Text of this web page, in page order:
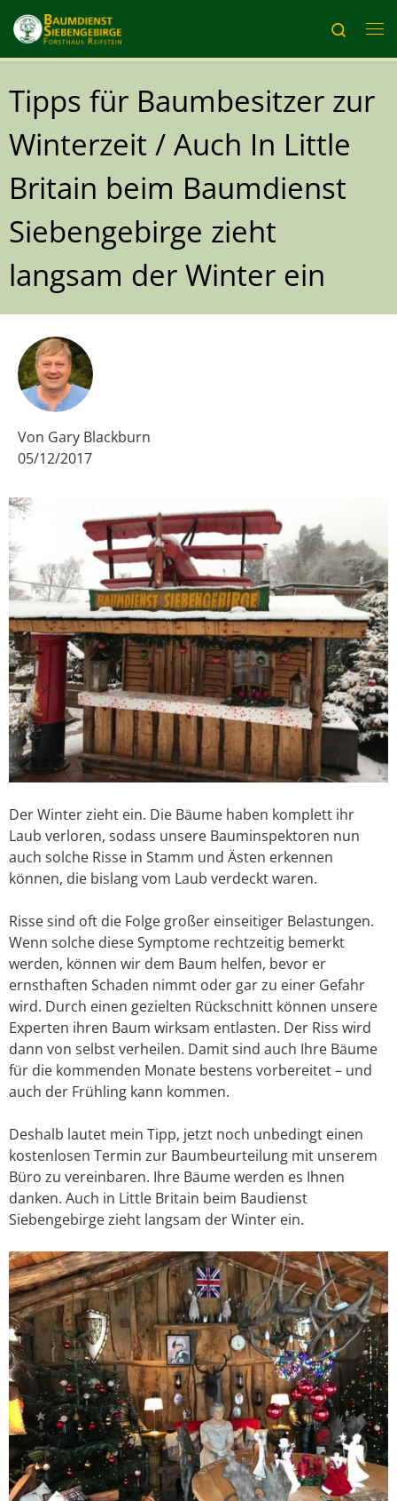
Zum Inhalt springen
Search
Tipps für Baumbesitzer zur
Winterzeit / Auch In Little
Britain beim Baumdienst
Siebengebirge zieht
langsam der Winter ein
Von Gary Blackburn
05/12/2017
Der Winter zieht ein. Die Bäume haben komplett ihr
Laub verloren, sodass unsere Bauminspektoren nun
auch solche Risse in Stamm und Ästen erkennen
können, die bislang vom Laub verdeckt waren.
Risse sind oft die Folge großer einseitiger Belastungen.
Wenn solche diese Symptome rechtzeitig bemerkt
werden, können wir dem Baum helfen, bevor er
ernsthaften Schaden nimmt oder gar zu einer Gefahr
wird. Durch einen gezielten Rückschnitt können unsere
Experten ihren Baum wirksam entlasten. Der Riss wird
dann von selbst verheilen. Damit sind auch Ihre Bäume
für die kommenden Monate bestens vorbereitet – und
auch der Frühling kann kommen.
Deshalb lautet mein Tipp, jetzt noch unbedingt einen
kostenlosen Termin zur Baumbeurteilung mit unserem
Büro zu vereinbaren. Ihre Bäume werden es Ihnen
danken. Auch in Little Britain beim Baudienst
Siebengebirge zieht langsam der Winter ein.